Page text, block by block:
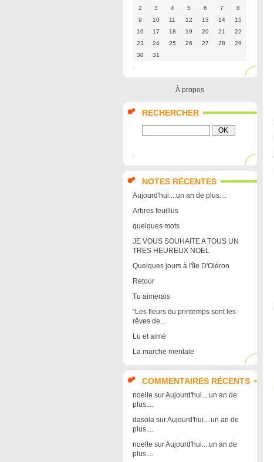
2
3 4 5 6 7
8
9
10 11 12 13 14
15
16
17 18 19 20 21
22
23
24 25 26 27 28
29
30
31
À propos
RECHERCHER
NOTES RÉCENTES
Aujourd'hui....un an de plus....
Arbres feuillus
quelques mots
JE VOUS SOUHAITE A TOUS UN
TRES HEUREUX NOEL
Quelques jours à l'île D'Oléron
Retour
Tu aimerais
“Les fleurs du printemps sont les
rêves de...
Lu et aimé
La marche mentale
COMMENTAIRES RÉCENTS
noelle surAujourd'hui....un an de
plus....
dasolasurAujourd'hui....un an de
plus....
noelle surAujourd'hui....un an de
plus....